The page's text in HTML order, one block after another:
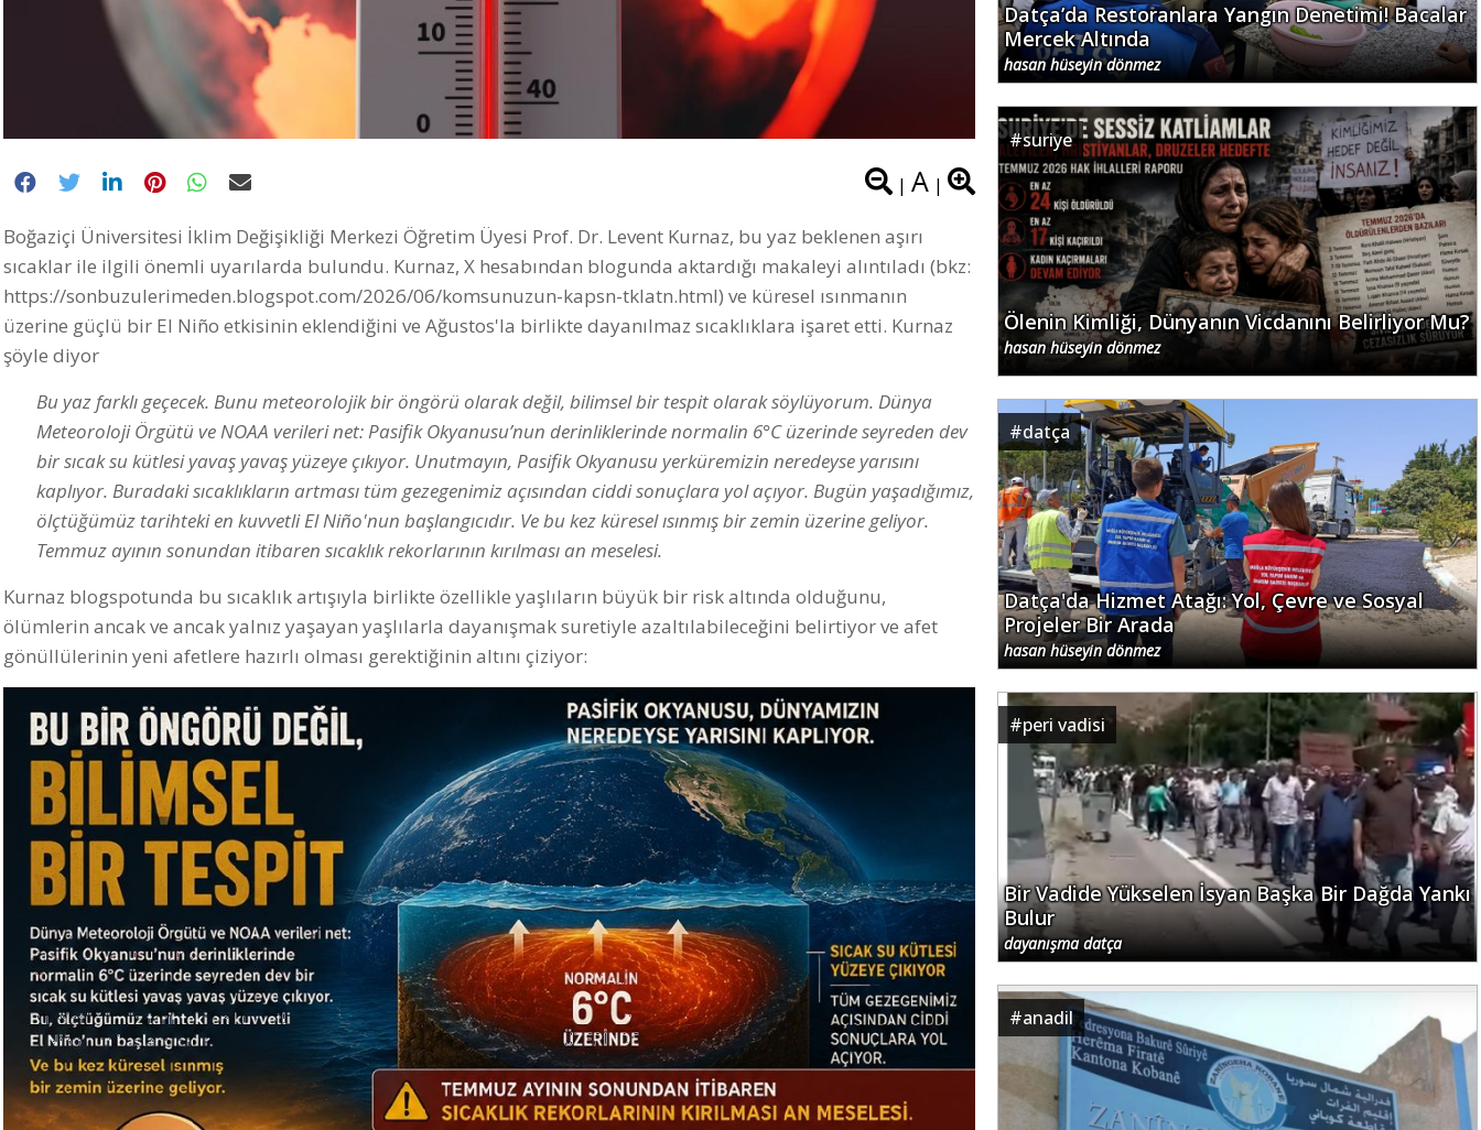
| A |
Boğaziçi Üniversitesi İklim Değişikliği Merkezi Öğretim Üyesi Prof. Dr. Levent Kurnaz, bu yaz beklenen aşırı
sıcaklar ile ilgili önemli uyarılarda bulundu. Kurnaz, X hesabından blogunda aktardığı makaleyi alıntıladı (bkz:
https://sonbuzulerimeden.blogspot.com/2026/06/komsunuzun-kapsn-tklatn.html) ve küresel ısınmanın
üzerine güçlü bir El Niño etkisinin eklendiğini ve Ağustos'la birlikte dayanılmaz sıcaklıklara işaret etti. Kurnaz
şöyle diyor
Bu yaz farklı geçecek. Bunu meteorolojik bir öngörü olarak değil, bilimsel bir tespit olarak söylüyorum. Dünya
Meteoroloji Örgütü ve NOAA verileri net: Pasifik Okyanusu’nun derinliklerinde normalin 6°C üzerinde seyreden dev
bir sıcak su kütlesi yavaş yavaş yüzeye çıkıyor. Unutmayın, Pasifik Okyanusu yerküremizin neredeyse yarısını
kaplıyor. Buradaki sıcaklıkların artması tüm gezegenimiz açısından ciddi sonuçlara yol açıyor. Bugün yaşadığımız,
ölçtüğümüz tarihteki en kuvvetli El Niño'nun başlangıcıdır. Ve bu kez küresel ısınmış bir zemin üzerine geliyor.
Temmuz ayının sonundan itibaren sıcaklık rekorlarının kırılması an meselesi.
Kurnaz blogspotunda bu sıcaklık artışıyla birlikte özellikle yaşlıların büyük bir risk altında olduğunu,
ölümlerin ancak ve ancak yalnız yaşayan yaşlılarla dayanışmak suretiyle azaltılabileceğini belirtiyor ve afet
gönüllülerinin yeni afetlere hazırlı olması gerektiğinin altını çiziyor:
Datça’da Restoranlara Yangın Denetimi! Bacalar
Mercek Altında
hasan hüseyin dönmez
#suriye
Ölenin Kimliği, Dünyanın Vicdanını Belirliyor Mu?
hasan hüseyin dönmez
#datça
Datça'da Hizmet Atağı: Yol, Çevre ve Sosyal
Projeler Bir Arada
hasan hüseyin dönmez
#peri vadisi
Bir Vadide Yükselen İsyan Başka Bir Dağda Yankı
Bulur
dayanışma datça
#anadil